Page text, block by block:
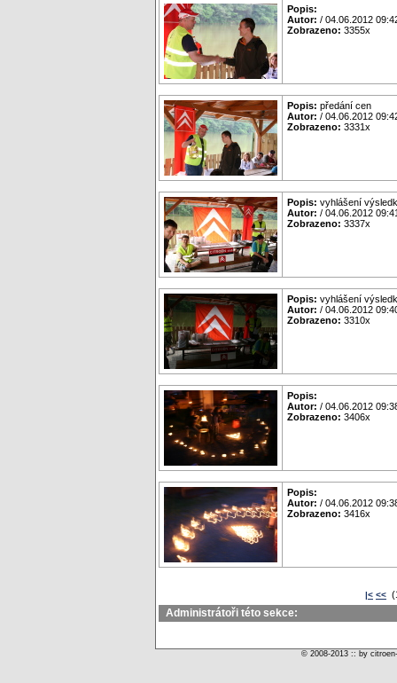
Popis:
Autor: / 04.06.2012
Zobrazeno: 3355x
Popis: předání cen
Autor: / 04.06.2012
Zobrazeno: 3331x
Popis: vyhlášení
Autor: / 04.06.2012
Zobrazeno: 3337x
Popis: vyhlášení
Autor: / 04.06.2012
Zobrazeno: 3310x
Popis:
Autor: / 04.06.2012
Zobrazeno: 3406x
Popis:
Autor: / 04.06.2012
Zobrazeno: 3416x
|< <<
Administrátoři této sekce:
© 2008-2013 :: by